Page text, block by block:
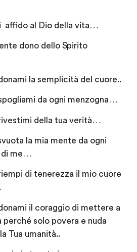
affido al Dio della vita…
dono dello Spirito
la semplicità del cuore..
da ogni menzogna…
della tua verità…
la mia mente da ogni
di me…
di tenerezza il mio cuore
il coraggio di mettere a
perché solo povera e nuda
Tua umanità..